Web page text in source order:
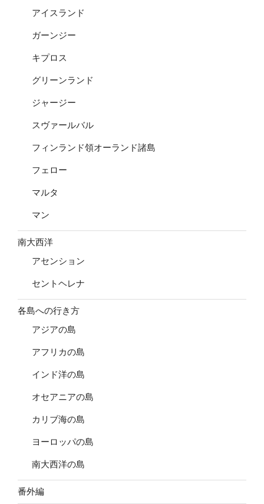
アイスランド
ガーンジー
キプロス
グリーンランド
ジャージー
スヴァールバル
フィンランド領オーランド諸島
フェロー
マルタ
マン
南大西洋
アセンション
セントヘレナ
各島への行き方
アジアの島
アフリカの島
インド洋の島
オセアニアの島
カリブ海の島
ヨーロッパの島
南大西洋の島
番外編